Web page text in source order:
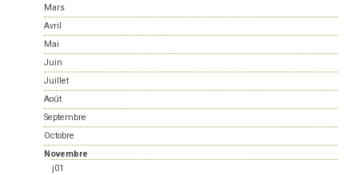
Mars
Avril
Mai
Juin
Juillet
Août
Septembre
Octobre
Novembre
j01